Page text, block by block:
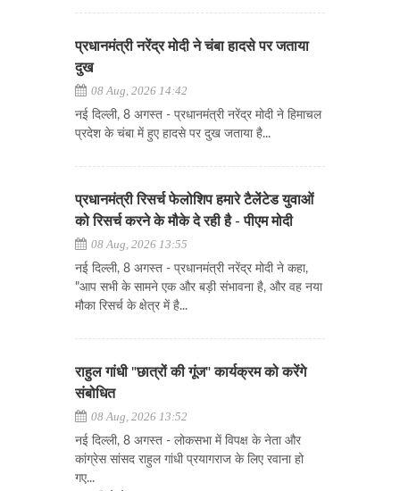
प्रधानमंत्री नरेंद्र मोदी ने चंबा हादसे पर जताया
दुख
08 Aug, 2026 14:42
नई दिल्ली, 8 अगस्त - प्रधानमंत्री नरेंद्र मोदी ने हिमाचल
प्रदेश के चंबा में हुए हादसे पर दुख जताया है...
प्रधानमंत्री रिसर्च फेलोशिप हमारे टैलेंटेड युवाओं
को रिसर्च करने के मौके दे रही है - पीएम मोदी
08 Aug, 2026 13:55
नई दिल्ली, 8 अगस्त - प्रधानमंत्री नरेंद्र मोदी ने कहा,
"आप सभी के सामने एक और बड़ी संभावना है, और वह नया
मौका रिसर्च के क्षेत्र में है...
राहुल गांधी "छात्रों की गूंज" कार्यक्रम को करेंगे
संबोधित
08 Aug, 2026 13:52
नई दिल्ली, 8 अगस्त - लोकसभा में विपक्ष के नेता और
कांग्रेस सांसद राहुल गांधी प्रयागराज के लिए रवाना हो
गए...